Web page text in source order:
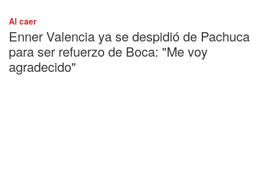
Al caer
Enner Valencia ya se despidió de Pachuca
para ser refuerzo de Boca: "Me voy
agradecido"